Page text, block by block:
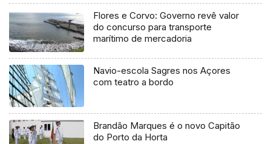
Flores e Corvo: Governo revê valor
do concurso para transporte
marítimo de mercadoria
Navio-escola Sagres nos Açores
com teatro a bordo
Brandão Marques é o novo Capitão
do Porto da Horta